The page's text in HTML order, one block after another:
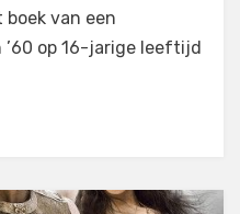
boek van een
op 16-jarige leeftijd